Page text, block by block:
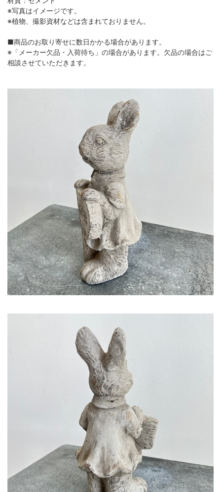
※写真はイメージです。
※植物、撮影資材などは含まれておりません。
■商品のお取り寄せに数日かかる場合があります。
※「メーカー欠品・入荷待ち」の場合があります。欠品の場合はご
相談させていただきます。